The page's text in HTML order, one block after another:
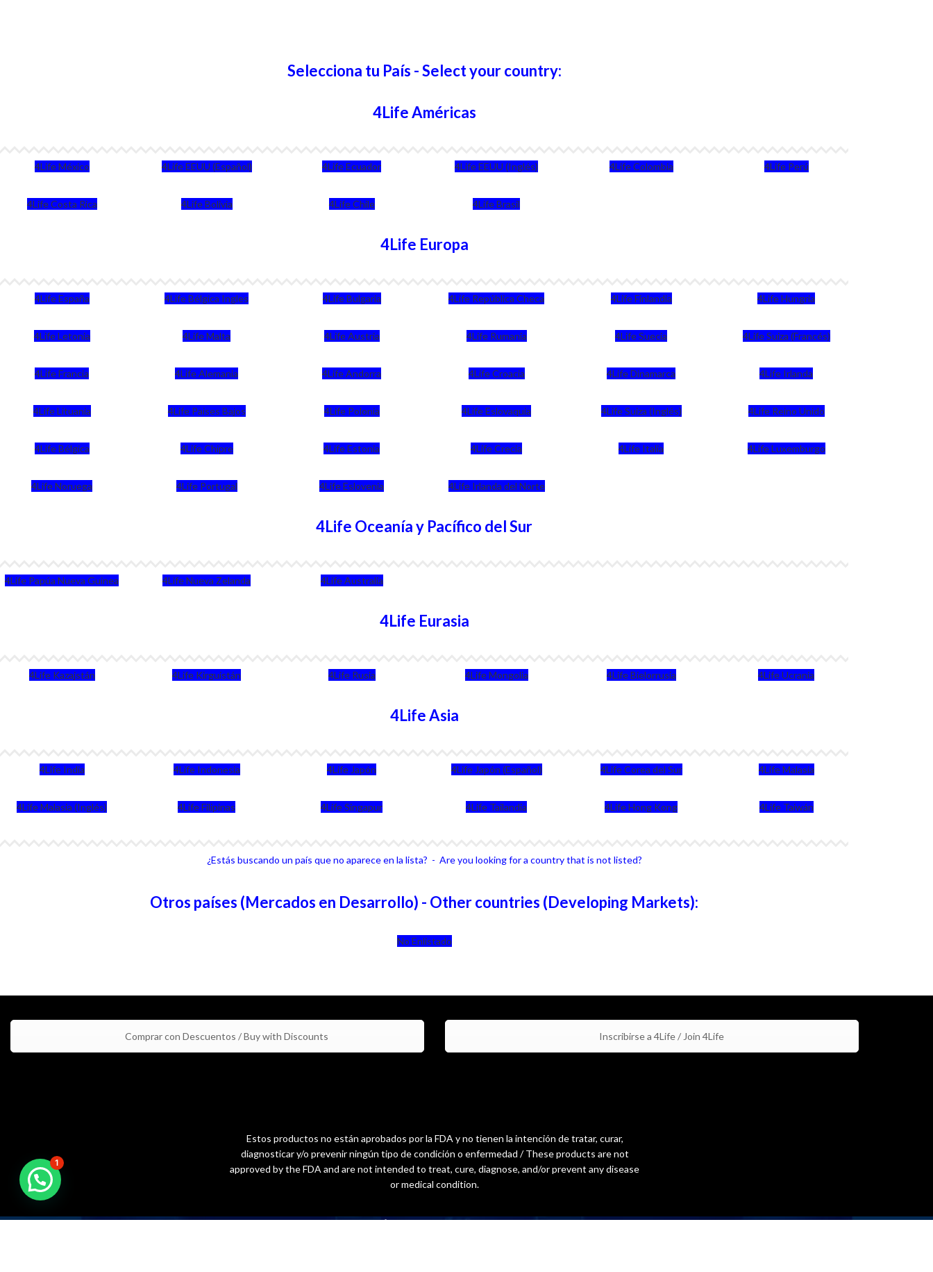
Selecciona tu País - Select your country:
4Life Américas
4Life México 4Life EEUU (Español) 4Life Ecuador 4Life EEUU (Inglés) 4Life Colombia 4Life Perú
4Life Costa Rica 4Life Bolivia 4Life Chile 4Life Brasil
4Life Europa
4Life España 4Life Bélgica Ingles 4Life Bulgaria 4Life República Checa 4Life Finlandia 4Life Hungria
4Life Letonia 4Life Malta 4Life Austria 4Life Rumania 4Life Suecia 4Life Suiza (Francés)
4Life Francia 4Life Alemania 4Life Andorra 4Life Croacia 4Life Dinamarca 4Life Irlanda
4Life Lituania 4Life Paises Bajos 4Life Polonia 4Life Eslovaquia 4Life Suiza (Inglés) 4Life Reino Unido
4Life Bélgica 4Life Chipre 4Life Estonia 4Life Crecia 4Life Italia 4Life Luxemburgo
4Life Noruega 4Life Portugal 4Life Eslovenia 4Life Irlanda del Norte
4Life Oceanía y Pacífico del Sur
4Life Papúa Nueva Guinea 4Life Nueva Zelanda 4Life Australia
4Life Eurasia
4Life Kazajstán 4Life Kirguistán 4Life Rusia 4Life Mongolia 4Life Bielorrusia 4Life Ucrania
4Life Asia
4Life India 4Life Indonesia 4Life Japón 4Life Japón (Español) 4Life Corea del Sur 4Life Malasia
4Life Malasia (Inglés) 4Life Filipinas 4Life Singapur 4Life Tailandia 4Life Hong Kong 4Life Taiwán
¿Estás buscando un país que no aparece en la lista? - Are you looking for a country that is not listed?
Otros países (Mercados en Desarrollo) - Other countries (Developing Markets):
No Enlistado
Comprar con Descuentos / Buy with Discounts Inscribirse a 4Life / Join 4Life
Estos productos no están aprobados por la FDA y no tienen la intención de tratar, curar,
diagnosticar y/o prevenir ningún tipo de condición o enfermedad / These products are not
approved by the FDA and are not intended to treat, cure, diagnose, and/or prevent any disease
or medical condition.
1